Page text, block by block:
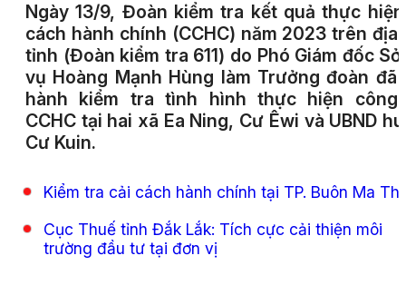
Ngày 13/9, Đoàn kiểm tra kết quả thực
cách hành chính (CCHC) năm 2023 trên địa
tỉnh (Đoàn kiểm tra 611) do Phó Giám đốc Sở
vụ Hoàng Mạnh Hùng làm Trưởng đoàn đã
hành kiểm tra tình hình thực hiện công
CCHC tại hai xã Ea Ning, Cư Êwi và UBND
Cư Kuin.
Kiểm tra cải cách hành chính tại TP. Buôn Ma
Cục Thuế tỉnh Đắk Lắk: Tích cực cải thiện môi
trường đầu tư tại đơn vị